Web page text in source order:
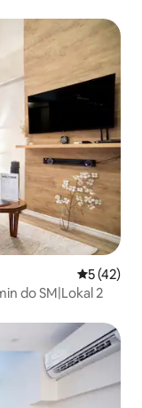
Średnia
5 (42)
do SM|Lokal 2